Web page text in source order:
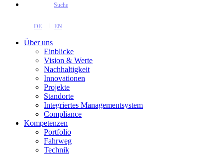
Suche
DE EN
Über uns
Einblicke
Vision & Werte
Nachhaltigkeit
Innovationen
Projekte
Standorte
Integriertes Managementsystem
Compliance
Kompetenzen
Portfolio
Fahrweg
Technik